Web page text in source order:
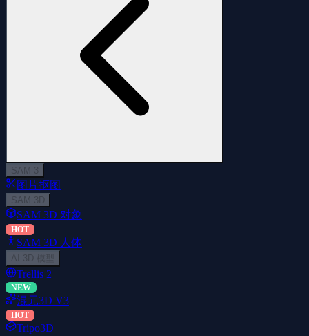
SAM 3
图片抠图
SAM 3D
SAM 3D 对象
HOT
SAM 3D 人体
AI 3D 模型
Trellis 2
NEW
混元3D V3
HOT
Tripo3D